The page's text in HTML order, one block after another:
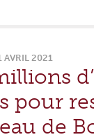
AVRIL 2021
pour
de